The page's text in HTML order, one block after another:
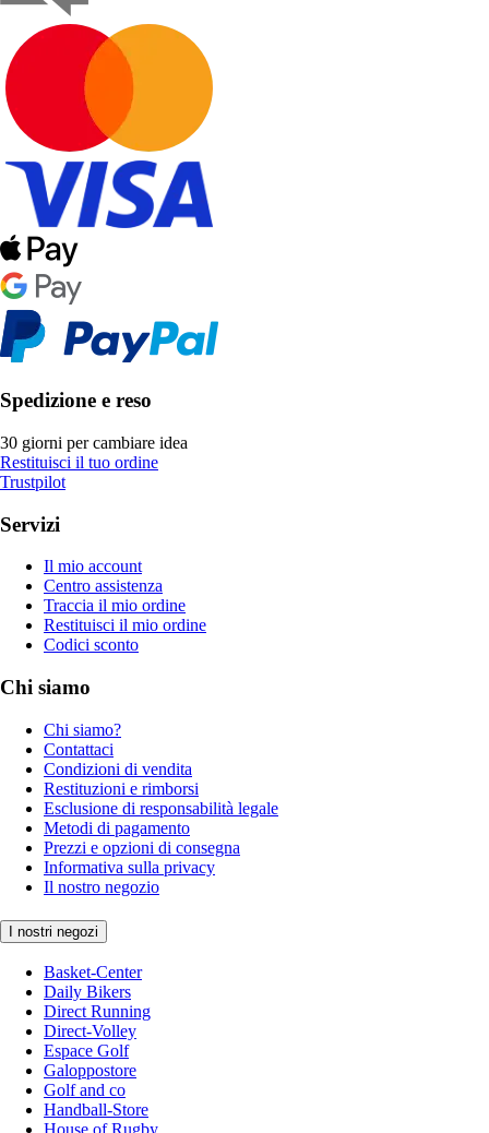
Spedizione e reso
30 giorni per cambiare idea
Restituisci il tuo ordine
Trustpilot
Servizi
Il mio account
Centro assistenza
Traccia il mio ordine
Restituisci il mio ordine
Codici sconto
Chi siamo
Chi siamo?
Contattaci
Condizioni di vendita
Restituzioni e rimborsi
Esclusione di responsabilità legale
Metodi di pagamento
Prezzi e opzioni di consegna
Informativa sulla privacy
Il nostro negozio
I nostri negozi
Basket-Center
Daily Bikers
Direct Running
Direct-Volley
Espace Golf
Galoppostore
Golf and co
Handball-Store